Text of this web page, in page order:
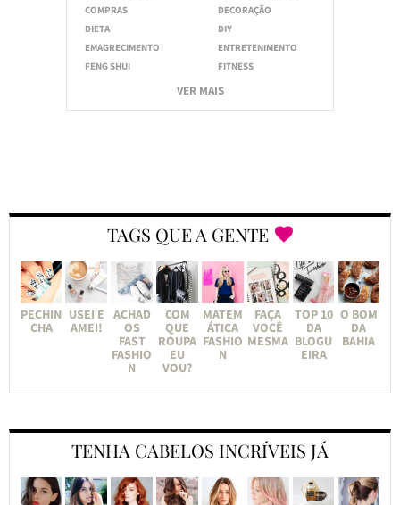
COMPRAS
DECORAÇÃO
DIETA
DIY
EMAGRECIMENTO
ENTRETENIMENTO
FENG SHUI
FITNESS
VER MAIS
TAGS QUE A GENTE
PECHIN
CHA
USEI E
AMEI!
ACHAD
OS
FAST
FASHIO
N
COM
QUE
ROUPA
EU
VOU?
MATEM
ÁTICA
FASHIO
N
FAÇA
VOCÊ
MESMA
TOP 10
DA
BLOGU
EIRA
O BOM
DA
BAHIA
TENHA CABELOS INCRÍVEIS JÁ